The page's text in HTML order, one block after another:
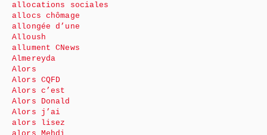
allocations sociales
allocs chômage
allongée d’une
Alloush
allument CNews
Almereyda
Alors
Alors CQFD
Alors c’est
Alors Donald
Alors j’ai
alors lisez